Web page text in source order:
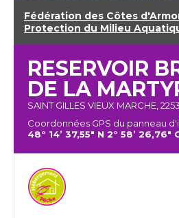
Fédération des Côtes
Protection du Milieu
RESERVOIR
DE LA
SAINT GILLES VIEUX MARCHE,
Coordonnées GPS du panneau
48° 14’ 37,55" N 2° 58’ 26,76"